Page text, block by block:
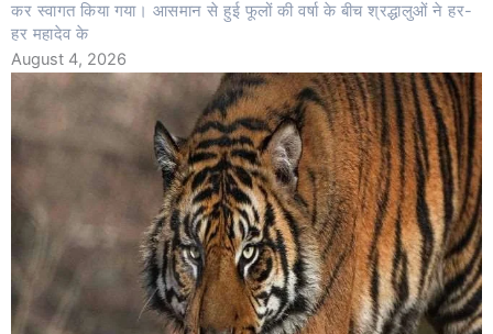
कर स्वागत किया गया। आसमान से हुई फूलों की वर्षा के बीच श्रद्धालुओं ने हर-
हर महादेव के
August 4, 2026